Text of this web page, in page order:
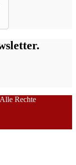
Rechte